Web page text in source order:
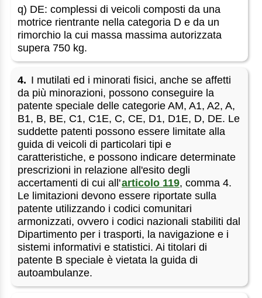
q) DE: complessi di veicoli composti da una
motrice rientrante nella categoria D e da un
rimorchio la cui massa massima autorizzata
supera 750 kg.
4. I mutilati ed i minorati fisici, anche se affetti
da più minorazioni, possono conseguire la
patente speciale delle categorie AM, A1, A2, A,
B1, B, BE, C1, C1E, C, CE, D1, D1E, D, DE. Le
suddette patenti possono essere limitate alla
guida di veicoli di particolari tipi e
caratteristiche, e possono indicare determinate
prescrizioni in relazione all'esito degli
accertamenti di cui all'articolo 119, comma 4.
Le limitazioni devono essere riportate sulla
patente utilizzando i codici comunitari
armonizzati, ovvero i codici nazionali stabiliti dal
Dipartimento per i trasporti, la navigazione e i
sistemi informativi e statistici. Ai titolari di
patente B speciale è vietata la guida di
autoambulanze.